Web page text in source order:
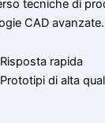
tecniche di
CAD avanzate.
Risposta rapida
Prototipi di alta